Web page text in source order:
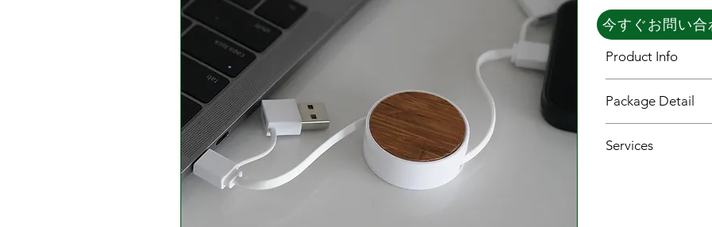
Product Info
Cable lenght: 70CM
Input: USB-A+Type-
Data transfer support
Package Detail
Services
今すぐお問い合